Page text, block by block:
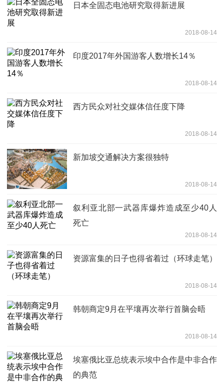
日本全固态电池研究取得新进展
2018-08-14
印度2017年外国游客人数增长14％
2018-08-14
西方民众对社交媒体信任度下降
2018-08-14
新加坡交通解决方案很独特
2018-08-14
叙利亚北部一武器库爆炸造成至少40人
死亡
2018-08-14
资源富集的日子也得省着过（环球走笔）
2018-08-14
韩朝商定9月在平壤再次举行首脑会晤
2018-08-14
埃塞俄比亚总统表示埃中合作是中非合作
的典范